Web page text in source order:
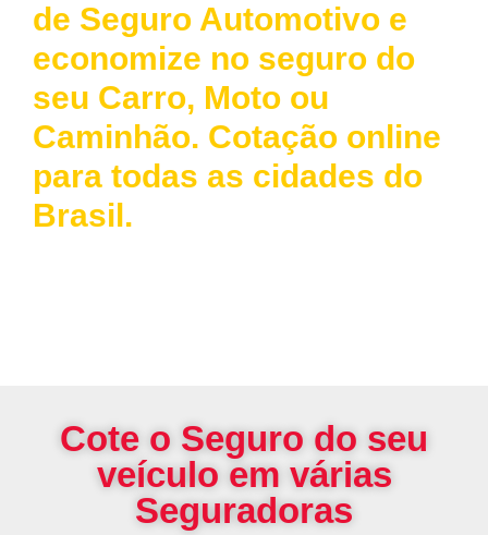
de Seguro Automotivo e
economize no seguro do
seu Carro, Moto ou
Caminhão. Cotação online
para todas as cidades do
Brasil.
Cote o Seguro do seu
veículo em várias
Seguradoras